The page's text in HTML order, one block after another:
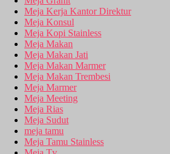
Meja Kerja Kantor Direktur
Meja Konsul
Meja Kopi Stainless
Meja Makan
Meja Makan Jati
Meja Makan Marmer
Meja Makan Trembesi
Meja Marmer
Meja Meeting
Meja Rias
Meja Sudut
meja tamu
Meja Tamu Stainless